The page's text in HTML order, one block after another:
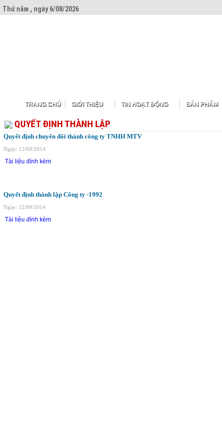
Thứ năm , ngày 6/08/2026
TRANG CHỦ GIỚI THIỆU TIN HOẠT ĐỘNG SẢN PHẨM
QUYẾT ĐỊNH THÀNH LẬP
Quyết định chuyển đổi thành công ty TNHH MTV
Ngày: 12/09/2014
Tài liệu đính kèm
Quyết định thành lập Công ty -1992
Ngày: 12/09/2014
Tài liệu đính kèm